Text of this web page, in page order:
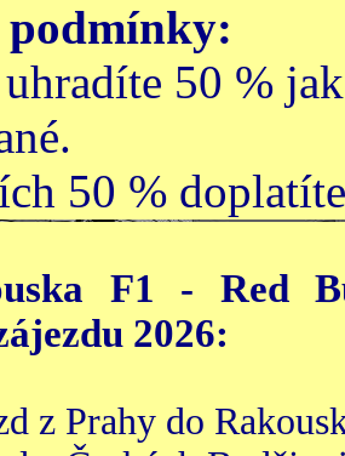
50 %
50 %
F1 - Red
2026:
z Prahy do